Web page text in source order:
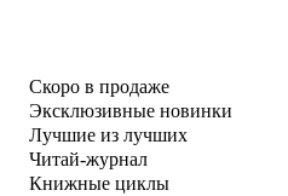
Скоро в продаже
Эксклюзивные новинки
Лучшие из лучших
Читай-журнал
Книжные циклы